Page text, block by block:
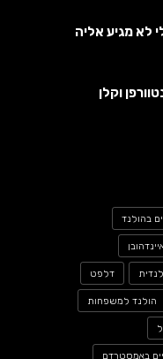
לא מגיע אליה
וקלן
בהולנד
דלפט
הולנד למשפחות
באמסטרדם